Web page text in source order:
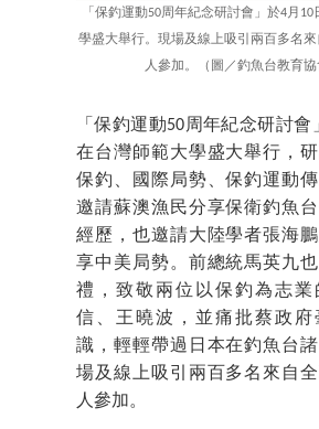
「保釣運動50周年紀念研討會」於4月
學盛大舉行。現場及線上吸引兩百多名
人參加。（圖／釣魚台教育協
「保釣運動50周年紀念研討會
在台灣師範大學盛大舉行，
保釣、國際局勢、保釣運動傳
邀請蘇澳漁民分享保衛釣魚
經歷，也邀請大陸學者張海
享中美局勢。前總統馬英九
禮，致敬兩位以保釣為志業
信、王曉波，並痛批蔡政府
識，輕輕帶過日本在釣魚台
場及線上吸引兩百多名來自
人參加。